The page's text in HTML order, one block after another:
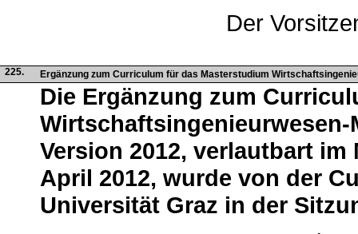
Der
225. Ergänzung zum Curriculum für das Masterstudium
Die Ergänzung zum
Version 2012, verlautbart
April 2012, wurde von der
Universität Graz in der